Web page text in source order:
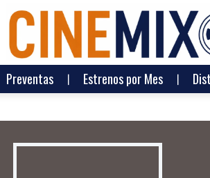
Preventas Estrenos por Mes